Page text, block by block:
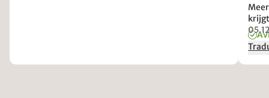
krijgt
Daarna nog een